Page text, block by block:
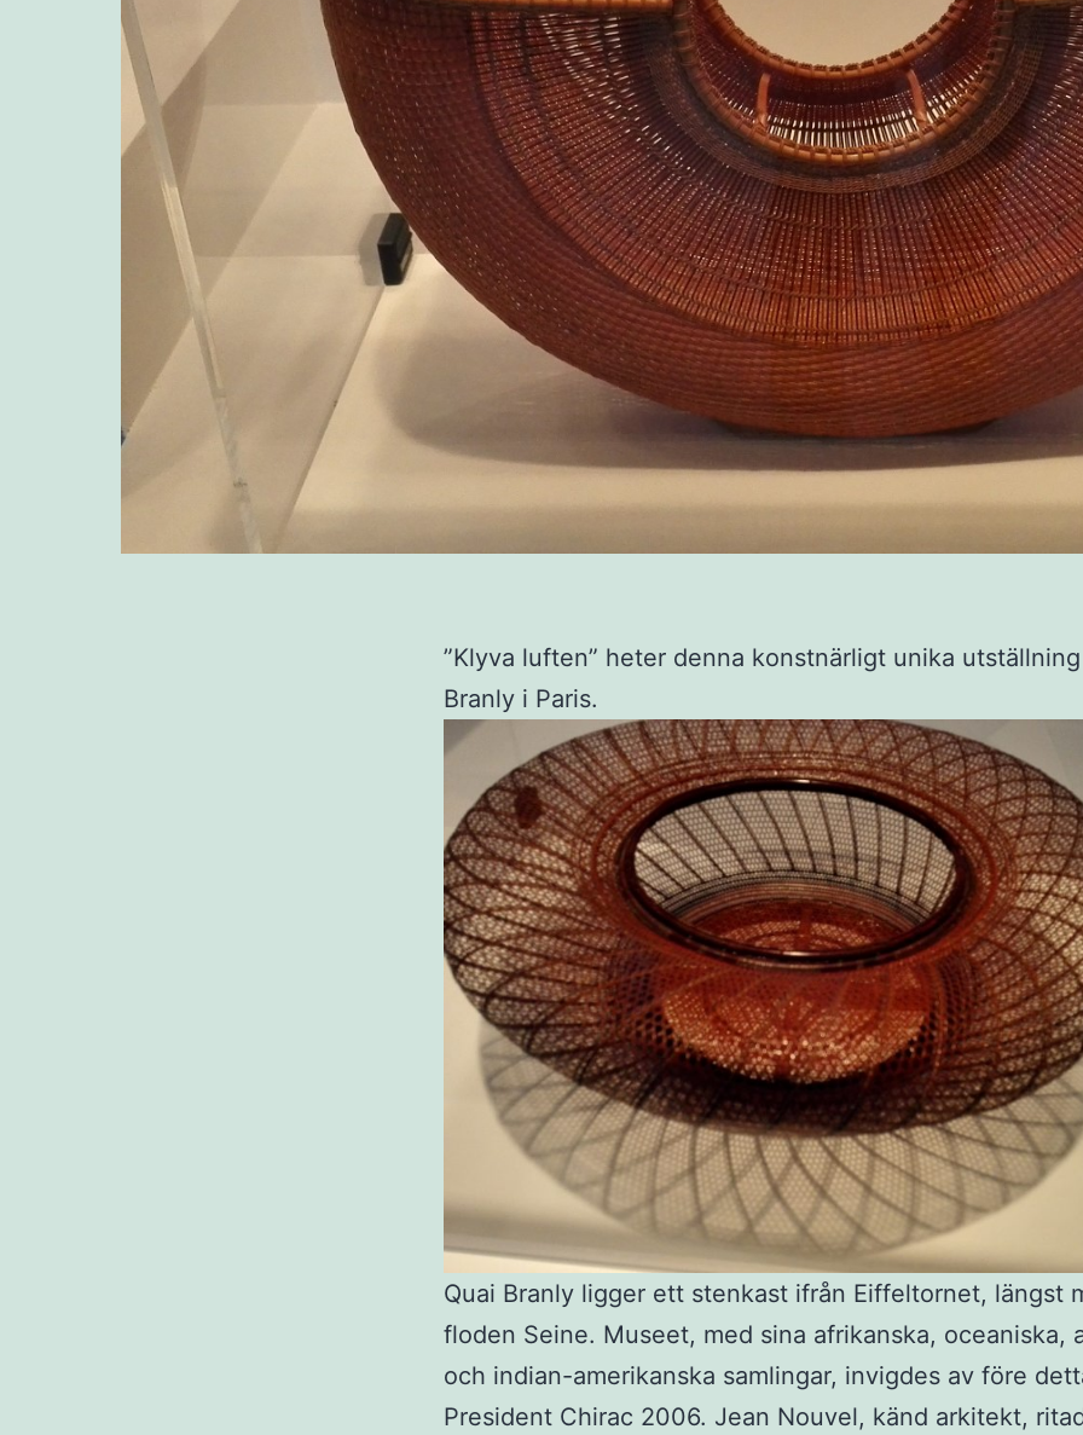
”Klyva luften” heter denna konstnärligt unika
Branly i Paris.
Quai Branly ligger ett stenkast ifrån Eiffeltornet, längst
floden Seine. Museet, med sina afrikanska, oceaniska,
och indian-amerikanska samlingar, invigdes av före
President Chirac 2006. Jean Nouvel, känd arkitekt,